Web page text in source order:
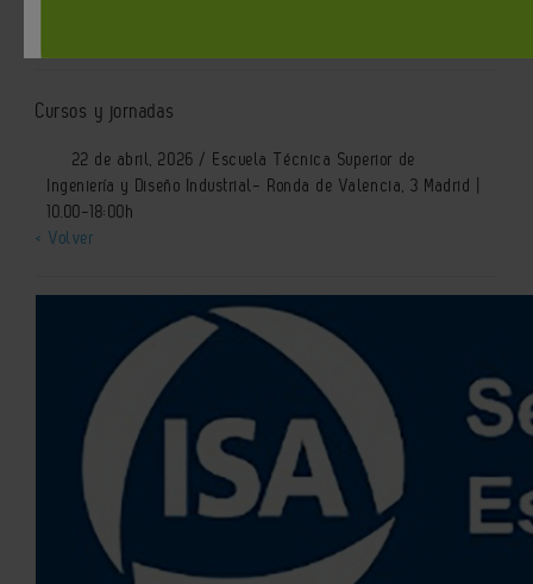
Cursos y jornadas
22 de abril, 2026 / Escuela Técnica Superior de
Ingeniería y Diseño Industrial- Ronda de Valencia, 3 Madrid |
10.00-18:00h
< Volver